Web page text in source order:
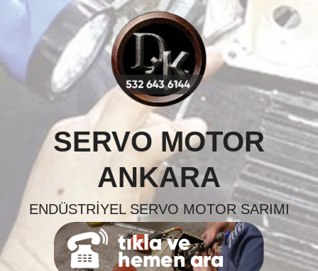
Skip
content
SERVO MOTOR
ANKARA
ENDÜSTRIYEL SERVO MOTOR SARIMI